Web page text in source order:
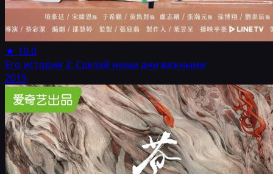
★ 10.0
Его история 3: Сделай наши дни важными
2019